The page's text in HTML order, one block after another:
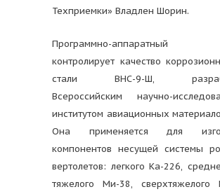
Техприемки» Владлен Шорин.
Программно-аппаратный
контролирует качество
стали ВНС-9-Ш,
Всероссийским научно-
институтом авиационных
Она применяется для
компонентов несущей системы
вертолетов: легкого Ка-226,
тяжелого Ми-38,